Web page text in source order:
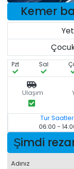
Kemer
Pzt Sal
Ulaşım
Tur
06:00 -
Şimdi
Adınız